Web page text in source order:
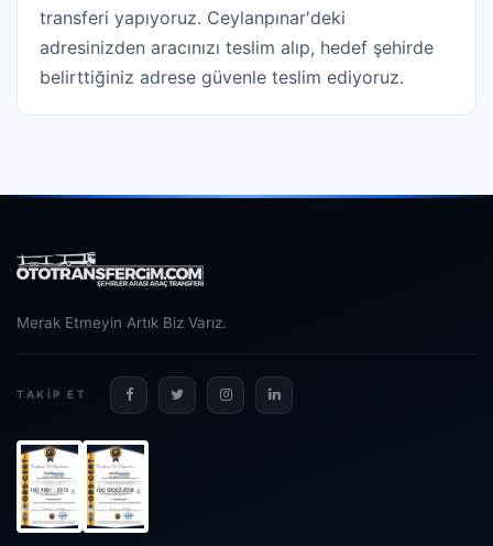
transferi yapıyoruz. Ceylanpınar'deki
adresinizden aracınızı teslim alıp, hedef şehirde
belirttiğiniz adrese güvenle teslim ediyoruz.
Merak Etmeyin Artık Biz Varız.
TAKIP ET